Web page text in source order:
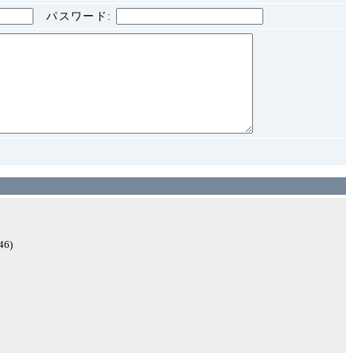
パスワード :